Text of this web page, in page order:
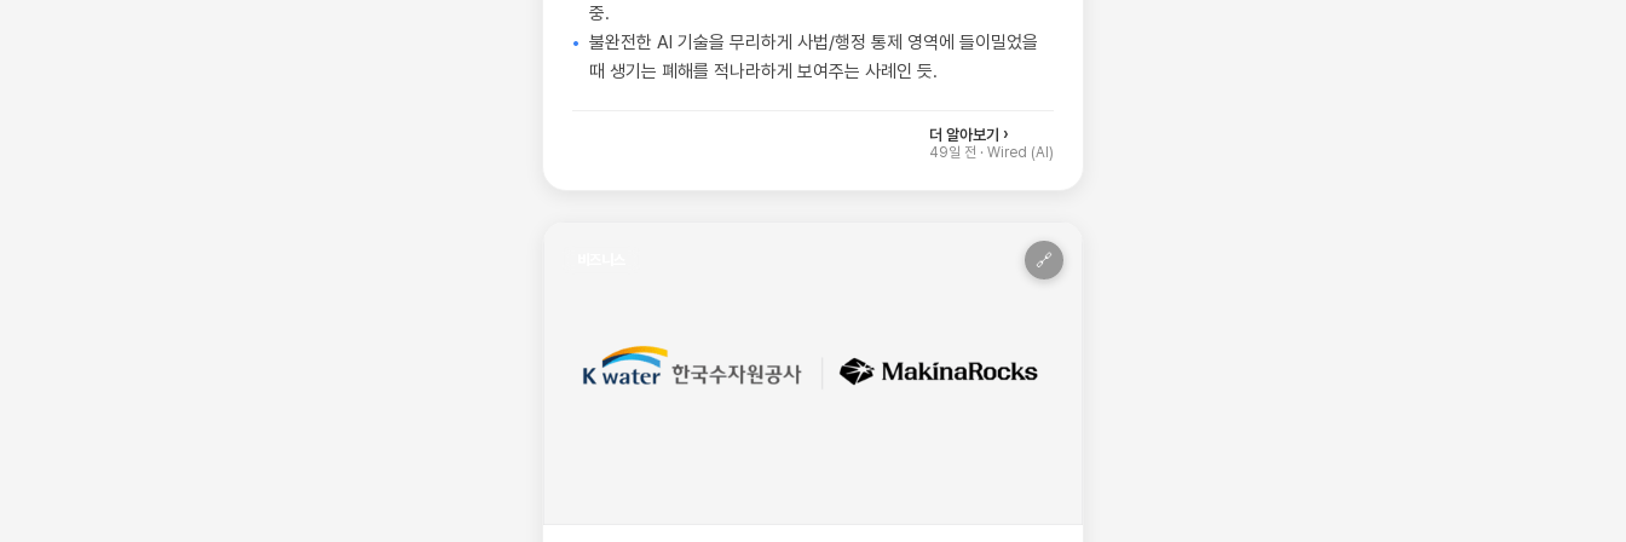
중.
불완전한 AI 기술을 무리하게 사법/행정 통제 영역에 들이밀었을
때 생기는 폐해를 적나라하게 보여주는 사례인 듯.
더 알아보기 ›
49일 전 · Wired (AI)
🔗